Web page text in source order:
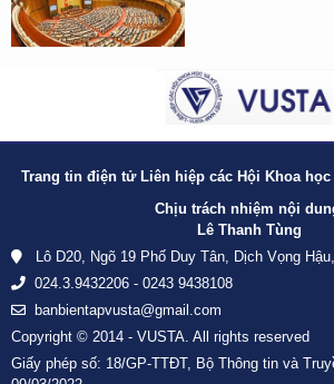
Trang tin điện tử Liên hiệp các Hội Khoa học
Chịu trách nhiệm nội
Lê Thanh Tùng
Lô D20, Ngõ 19 Phố Duy Tân, Dịch Vọng
024.3.9432206 - 0243 9438108
banbientapvusta@gmail.com
Copyright © 2014 - VUSTA. All rights reserved
Giấy phép số: 18/GP-TTĐT, Bộ Thông tin và